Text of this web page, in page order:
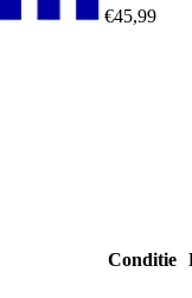
€45,99
Conditie